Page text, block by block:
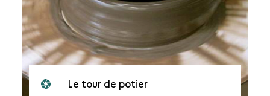
Le tour de potier